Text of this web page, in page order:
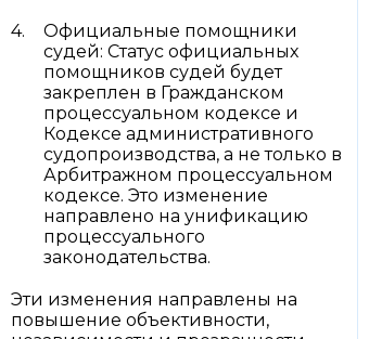
Официальные помощники
судей: Статус официальных
помощников судей будет
закреплен в Гражданском
процессуальном кодексе и
Кодексе административного
судопроизводства, а не только в
Арбитражном процессуальном
кодексе. Это изменение
направлено на унификацию
процессуального
законодательства.
Эти изменения направлены на
повышение объективности,